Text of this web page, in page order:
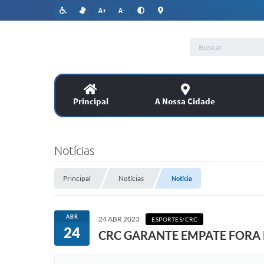
A+ A-
Principal A Nossa Cidade
Assitência Social
PUBLICAÇÕES OFICIAIS
Legislação
Notícias
Principal Notícias Notícia
ABR
24
24 ABR 2023 ESPORTES/CRC
CRC GARANTE EMPATE